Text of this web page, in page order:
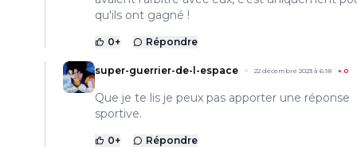
qu'ils ont gagné !
0+ Répondre
super-guerrier-de-l-espace 22 décembre 2023 à 6:18 + 0
Que je te lis je peux pas apporter une réponse
sportive.
0+ Répondre